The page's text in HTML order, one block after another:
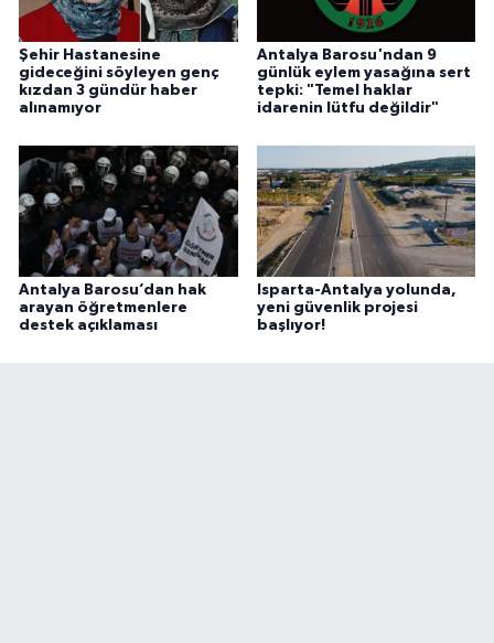
Şehir Hastanesine
gideceğini söyleyen genç
kızdan 3 gündür haber
alınamıyor
Antalya Barosu'ndan 9
günlük eylem yasağına sert
tepki: "Temel haklar
idarenin lütfu değildir"
Antalya Barosu’dan hak
arayan öğretmenlere
destek açıklaması
Isparta-Antalya yolunda,
yeni güvenlik projesi
başlıyor!